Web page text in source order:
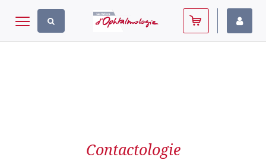
Toggle navigation
Contactologie
Panneau de gestion des cookies